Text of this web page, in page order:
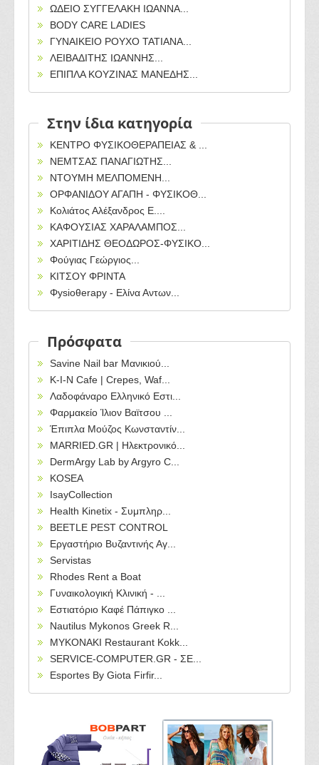
ΩΔΕΙO ΣΥΓΓΕΛΑΚΗ ΙΩΑΝΝΑ...
BODY CARE LADIES
ΓΥΝΑΙΚΕΙΟ ΡΟΥΧΟ TATIANA...
ΛΕΙΒΑΔΙΤΗΣ ΙΩΑΝΝΗΣ...
ΕΠΙΠΛΑ ΚΟΥΖΙΝΑΣ ΜΑΝΕΔΗΣ...
Στην ίδια κατηγορία
ΚΕΝΤΡΟ ΦΥΣΙΚΟΘΕΡΑΠΕΙΑΣ & ...
ΝΕΜΤΣΑΣ ΠΑΝΑΓΙΩΤΗΣ...
ΝΤΟΥΜΗ ΜΕΛΠΟΜΕΝΗ...
ΟΡΦΑΝΙΔΟΥ ΑΓΑΠΗ - ΦΥΣΙΚΟΘ...
Κολιάτος Αλέξανδρος Ε....
ΚΑΦΟΥΣΙΑΣ ΧΑΡΑΛΑΜΠΟΣ...
ΧΑΡΙΤΙΔΗΣ ΘΕΟΔΩΡΟΣ-ΦΥΣΙΚΟ...
Φούγιας Γεώργιος...
ΚΙΤΣΟΥ ΦΡΙΝΤΑ
Φysioθerapy - Eλίνα Αντων...
Πρόσφατα
Savine Nail bar Μανικιού...
Κ-Ι-Ν Cafe | Crepes, Waf...
Λαδοφάναρο Ελληνικό Εστι...
Φαρμακείο Ίλιον Βαϊτσου ...
Έπιπλα Μούζος Κωνσταντίν...
MARRIED.GR | Ηλεκτρονικό...
DermArgy Lab by Argyro C...
KOSEA
IsayCollection
Health Kinetix - Συμπληρ...
BEETLE PEST CONTROL
Εργαστήριο Βυζαντινής Αγ...
Servistas
Rhodes Rent a Boat
Γυναικολογική Κλινική - ...
Εστιατόριο Καφέ Πάπιγκο ...
Nautilus Mykonos Greek R...
MYKONAKI Restaurant Kokk...
SERVICE-COMPUTER.GR - ΣΕ...
Esportes By Giota Firfir...